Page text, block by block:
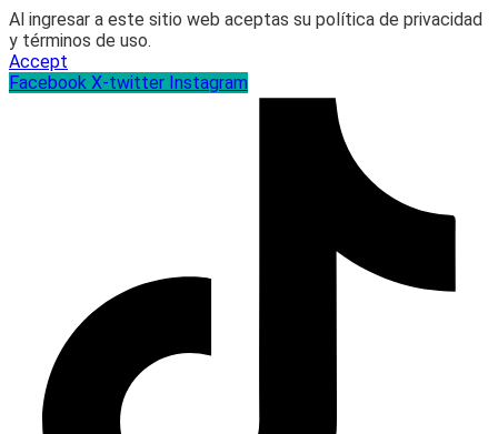
Al ingresar a este sitio web aceptas su política de privacidad
y términos de uso.
Accept
Facebook X-twitter Instagram